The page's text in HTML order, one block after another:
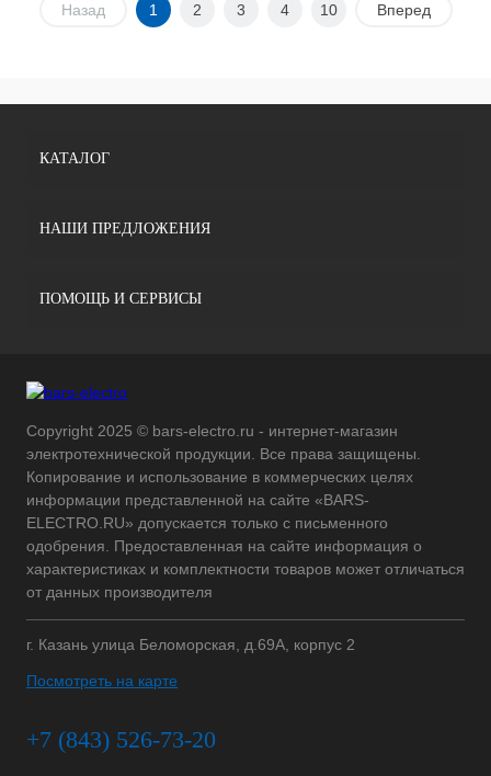
Назад 1 2 3 4 10 Вперед
КАТАЛОГ
НАШИ ПРЕДЛОЖЕНИЯ
ПОМОЩЬ И СЕРВИСЫ
Copyright 2025 © bars-electro.ru - интернет-магазин
электротехнической продукции. Все права защищены.
Копирование и использование в коммерческих целях
информации представленной на сайте «BARS-
ELECTRO.RU» допускается только с письменного
одобрения. Предоставленная на сайте информация о
характеристиках и комплектности товаров может отличаться
от данных производителя
г. Казань улица Беломорская, д.69А, корпус 2
Посмотреть на карте
+7 (843) 526-73-20